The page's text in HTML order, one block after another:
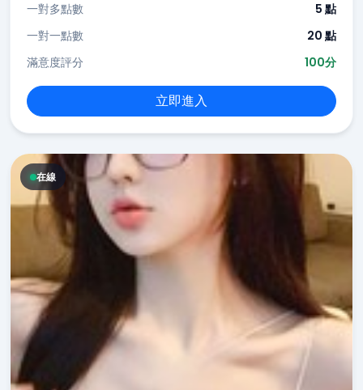
一對多點數
5 點
一對一點數
20 點
滿意度評分
100分
立即進入
在線